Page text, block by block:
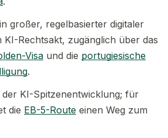
großer, regelbasierter digitaler
KI-Rechtsakt, zugänglich über das
Visa und die portugiesische
.
KI-Spitzenentwicklung; für
die EB-5-Route einen Weg zum